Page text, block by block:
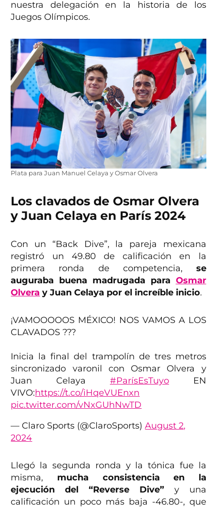
nuestra delegación en la historia de los
Juegos Olímpicos.
Plata para Juan Manuel Celaya y Osmar Olvera
Los clavados de Osmar Olvera
y Juan Celaya en París 2024
Con un “Back Dive”, la pareja mexicana
registró un 49.80 de calificación en la
primera ronda de competencia, se
auguraba buena madrugada para Osmar
Olvera y Juan Celaya por el increíble inicio.
¡VAMOOOOOS MÉXICO! NOS VAMOS A LOS
CLAVADOS ???
Inicia la final del trampolín de tres metros
sincronizado varonil con Osmar Olvera y
Juan Celaya #ParísEsTuyoEN
VIVO:https://t.co/iHqeVUEnxn
pic.twitter.com/vNxGUhNwTD
— Claro Sports (@ClaroSports)August 2,
2024
Llegó la segunda ronda y la tónica fue la
misma, mucha consistencia en la
ejecución del “Reverse Dive”y una
calificación un poco más baja -46.80-, que